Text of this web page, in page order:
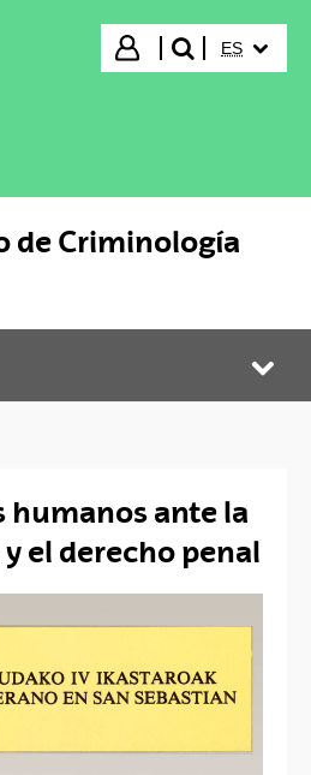
Iniciar sesión
buscar"
ES
de Criminología
(IVAC-KREI)
humanos ante la
el derecho penal